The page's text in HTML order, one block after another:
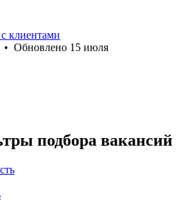
клиентами
• Обновлено 15 июля
подбора вакансий